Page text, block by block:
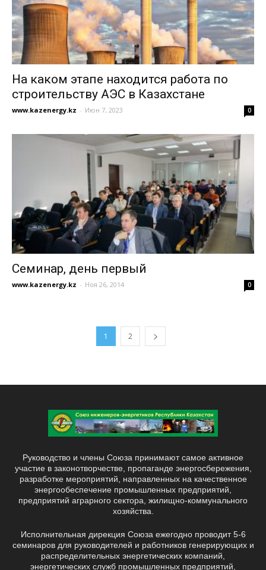
На каком этапе находится работа по
строительству АЭС в Казахстане
www.kazenergy.kz - Июн 7, 2023 0
Семинар, день первый
www.kazenergy.kz - Ноя 26, 2014 0
1 2
Руководство и члены Союза принимают самое активное
участие в законотворчестве, пропаганде энергосбережения,
разработке мероприятий, направленных на качественное
энергообеспечение промышленных предприятий,
предприятий аграрного сектора, жилищно-коммунального
хозяйства.
Исполнительная дирекция Союза ежегодно проводит 5-6
семинаров для руководителей и работников генерирующих и
распределительных энергетических компаний,
энергетических служб промышленных предприятий,